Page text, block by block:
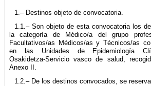
1.– Destinos objeto de convocatoria.
1.1.– Son objeto de esta convocatoria los
la categoría de Médico/a del grupo
Facultativos/as Médicos/as y Técnicos/as
en las Unidades de Epidemiología
Osakidetza-Servicio vasco de salud,
Anexo II.
1.2.– De los destinos convocados, se